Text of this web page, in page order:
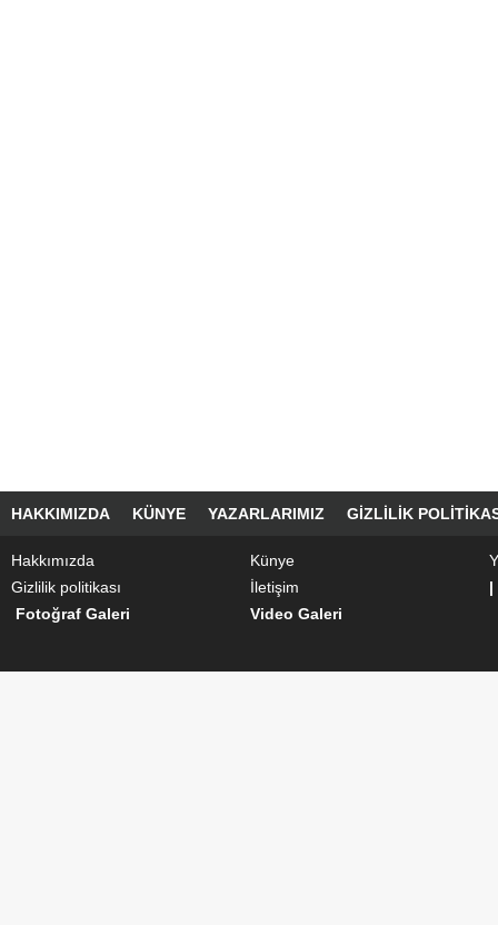
HAKKIMIZDA KÜNYE YAZARLARIMIZ GIZLILIK
Hakkımızda Künye
Gizlilik politikası
İletişim
|
Fotoğraf Galeri
Video Galeri